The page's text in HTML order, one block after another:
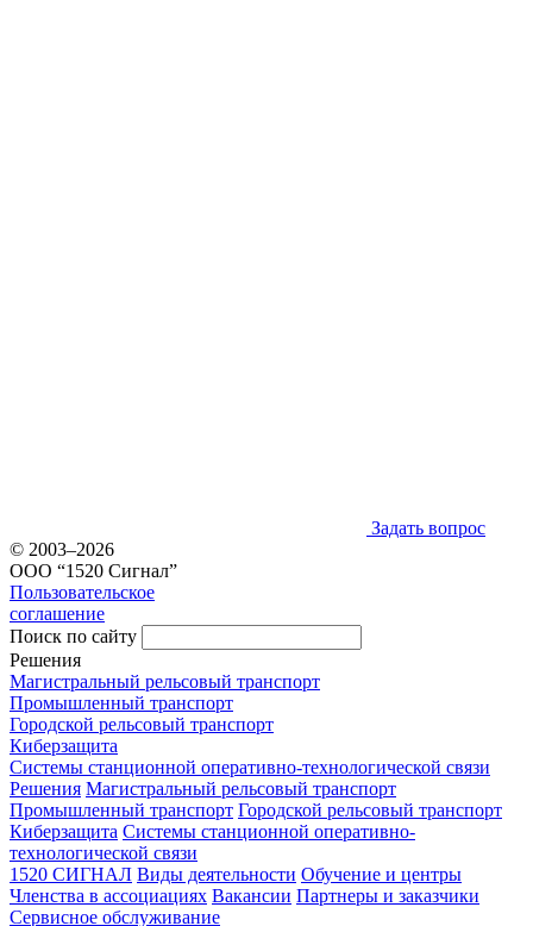
Задать вопрос
© 2003–2026
ООО “1520 Сигнал”
Пользовательское
соглашение
Поиск по сайту
Решения
Магистральный рельсовый транспорт
Промышленный транспорт
Городской рельсовый транспорт
Киберзащита
Системы станционной оперативно-технологической связи
Решения Магистральный рельсовый транспорт
Промышленный транспорт Городской рельсовый транспорт
Киберзащита Системы станционной оперативно-
технологической связи
1520 СИГНАЛ Виды деятельности Обучение и центры
Членства в ассоциациях Вакансии Партнеры и заказчики
Сервисное обслуживание